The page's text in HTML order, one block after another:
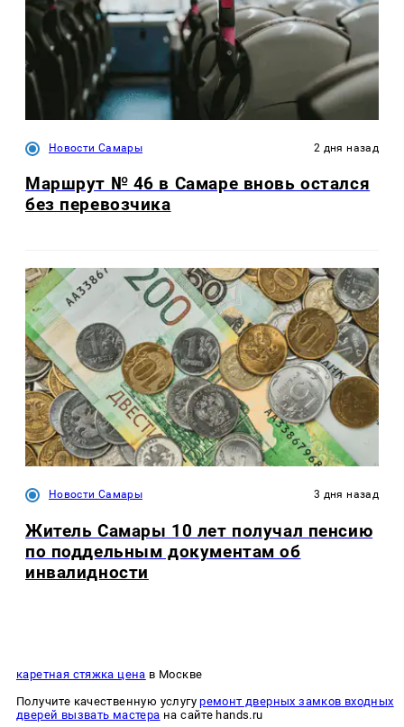
Новости Самары 2 дня назад
Маршрут № 46 в Самаре вновь остался
без перевозчика
Новости Самары 3 дня назад
Житель Самары 10 лет получал пенсию
по поддельным документам об
инвалидности
каретная стяжка цена в Москве
Получите качественную услугуремонт дверных замков входных
дверей вызвать мастера на сайте hands.ru